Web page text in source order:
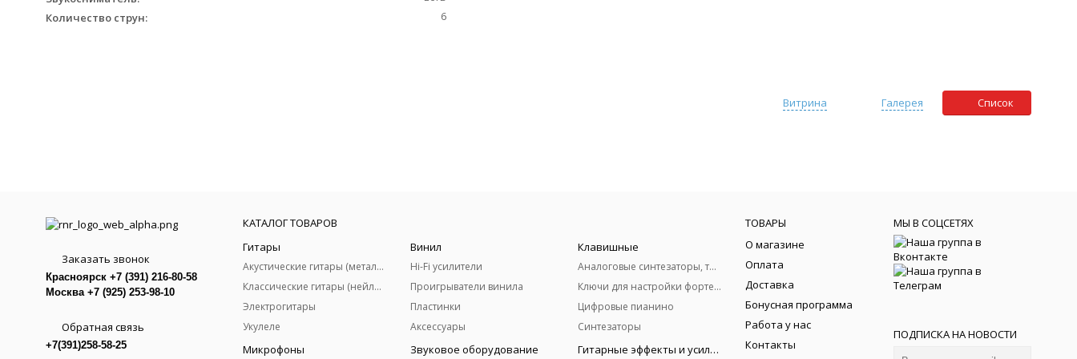
Количество струн:
6
Список
Галерея
Витрина
Заказать звонок
Красноярск +7 (391) 216-80-58
Москва +7 (925) 253-98-10
Обратная связь
+7(391)258-58-25
КАТАЛОГ ТОВАРОВ
Гитары
Акустические гитары (металлические струны)
Классические гитары (нейлоновые струны)
Электрогитары
Укулеле
Винил
Hi-Fi усилители
Проигрыватели винила
Пластинки
Аксессуары
Клавишные
Аналоговые синтезаторы, терменвоксы
Ключи для настройки фортепиано
Цифровые пианино
Синтезаторы
Микрофоны Звуковое оборудование Гитарные эффекты и усилители
ТОВАРЫ
О магазине
Оплата
Доставка
Бонусная программа
Работа у нас
Контакты
МЫ В СОЦСЕТЯХ
ПОДПИСКА НА НОВОСТИ